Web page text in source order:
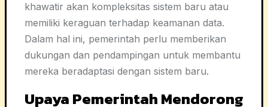
khawatir akan kompleksitas sistem baru atau
memiliki keraguan terhadap keamanan data.
Dalam hal ini, pemerintah perlu memberikan
dukungan dan pendampingan untuk membantu
mereka beradaptasi dengan sistem baru.
Upaya Pemerintah Mendorong